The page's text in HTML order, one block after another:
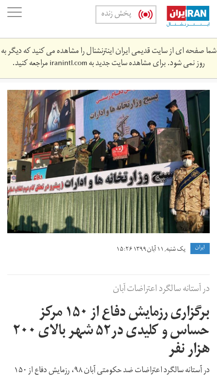
Skip
main
content
پخش زنده
شما صفحه ای از سایت قدیمی ایران اینترنشنال را مشاهده می کنید که دیگر به
روز نمی شود. برای مشاهده سایت جدید بهiranintl.comمراجعه کنید.
e0d7ee8e-
9564-
429f-
9668-
ايران یک شنبه, ۱۱ آبان ۱۳۹۹ ۱۵:۲۶
در آستانه سالگرد اعتراضات آبان
برگزاری رزمایش دفاع از ۱۵۰ مرکز
حساس و کلیدی در۵۲ شهر بالای ۲۰۰
هزار نفر
در آستانه سالگرد اعتراضات ضد حکومتی آبان ۹۸، رزمایش دفاع از ۱۵۰